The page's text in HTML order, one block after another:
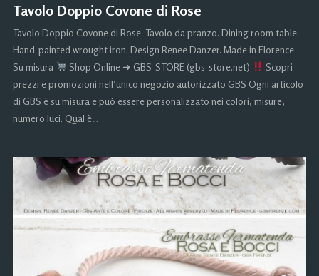
Tavolo Doppio Covone di Rose
Tavolo Doppio Covone di Rose. Tavolo da pranzo. Dining room table.
Hand-painted wrought iron. Design Renee Danzer. Made in Florence
Su misura
Shop Online ➜ GBS-STORE (gbs-store.net)
Scopri
prezzi e promozioni nell’unico negozio autorizzato GBS Ogni articolo
di GBS è su misura e può essere personalizzato nei colori, misure,
numero luci. Qual è…